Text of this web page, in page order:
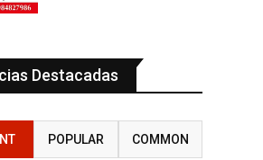
Destacadas
POPULAR COMMON